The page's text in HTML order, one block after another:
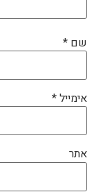
שם *
אימייל*
אתר